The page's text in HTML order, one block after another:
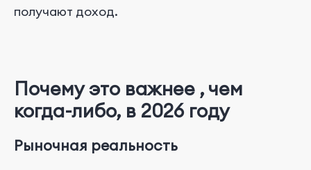
получают доход.
Почему это важнее , чем
когда-либо, в 2026 году
Рыночная реальность